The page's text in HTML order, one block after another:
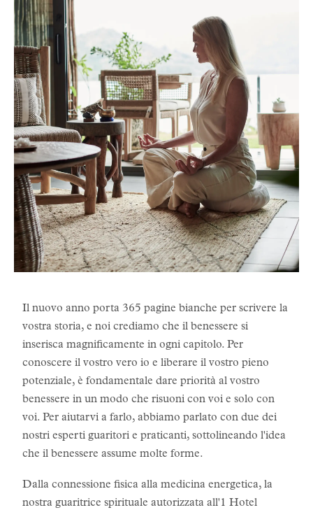
Il nuovo anno porta 365 pagine bianche per scrivere la
vostra storia, e noi crediamo che il benessere si
inserisca magnificamente in ogni capitolo. Per
conoscere il vostro vero io e liberare il vostro pieno
potenziale, è fondamentale dare priorità al vostro
benessere in un modo che risuoni con voi e solo con
voi. Per aiutarvi a farlo, abbiamo parlato con due dei
nostri esperti guaritori e praticanti, sottolineando l'idea
che il benessere assume molte forme.
Dalla connessione fisica alla medicina energetica, la
nostra guaritrice spirituale autorizzata all'1 Hotel